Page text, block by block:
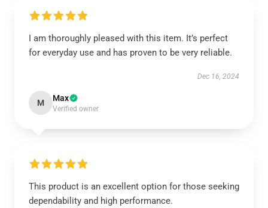
I am thoroughly pleased with this item. It’s perfect
for everyday use and has proven to be very reliable.
Dec 16, 2024
M Max
Verified owner
This product is an excellent option for those seeking
dependability and high performance.